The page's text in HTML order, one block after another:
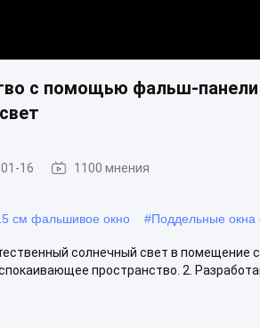
с помощью фальш-
16 1100 мнения
см фальшивое окно #Поддельные окна
солнечный свет в
пространство. 2.